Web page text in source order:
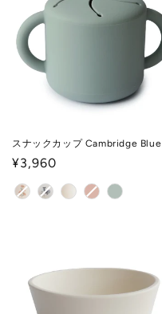
スナックカップ Cambridge Blue
通
常
価
¥3,960